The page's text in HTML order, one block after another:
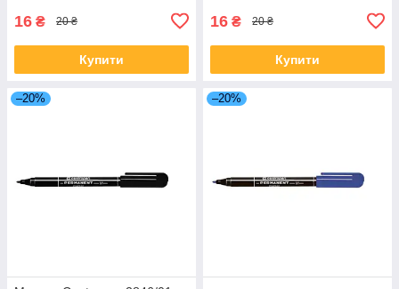
16 ₴ 20 ₴
Купити
16 ₴ 20 ₴
Купити
–20% –20%